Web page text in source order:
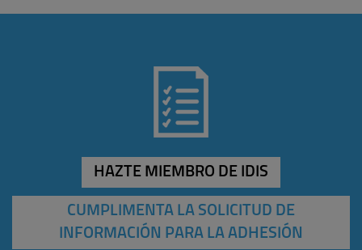
HAZTE MIEMBRO DE IDIS
CUMPLIMENTA LA SOLICITUD DE
INFORMACIÓN PARA LA ADHESIÓN